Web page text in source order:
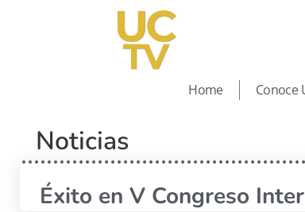
Home Conoce
Noticias
Éxito en V Congreso